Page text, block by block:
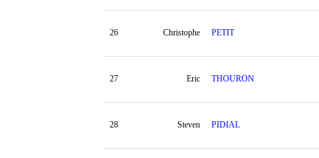
26 Christophe PETIT
27 Eric THOURON
28 Steven PIDIAL